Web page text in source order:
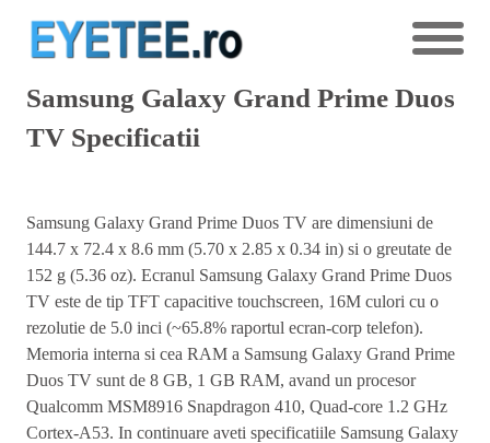
Samsung Galaxy Grand Prime Duos
TV Specificatii
Samsung Galaxy Grand Prime Duos TV are dimensiuni de
144.7 x 72.4 x 8.6 mm (5.70 x 2.85 x 0.34 in) si o greutate de
152 g (5.36 oz). Ecranul Samsung Galaxy Grand Prime Duos
TV este de tip TFT capacitive touchscreen, 16M culori cu o
rezolutie de 5.0 inci (~65.8% raportul ecran-corp telefon).
Memoria interna si cea RAM a Samsung Galaxy Grand Prime
Duos TV sunt de 8 GB, 1 GB RAM, avand un procesor
Qualcomm MSM8916 Snapdragon 410, Quad-core 1.2 GHz
Cortex-A53. In continuare aveti specificatiile Samsung Galaxy